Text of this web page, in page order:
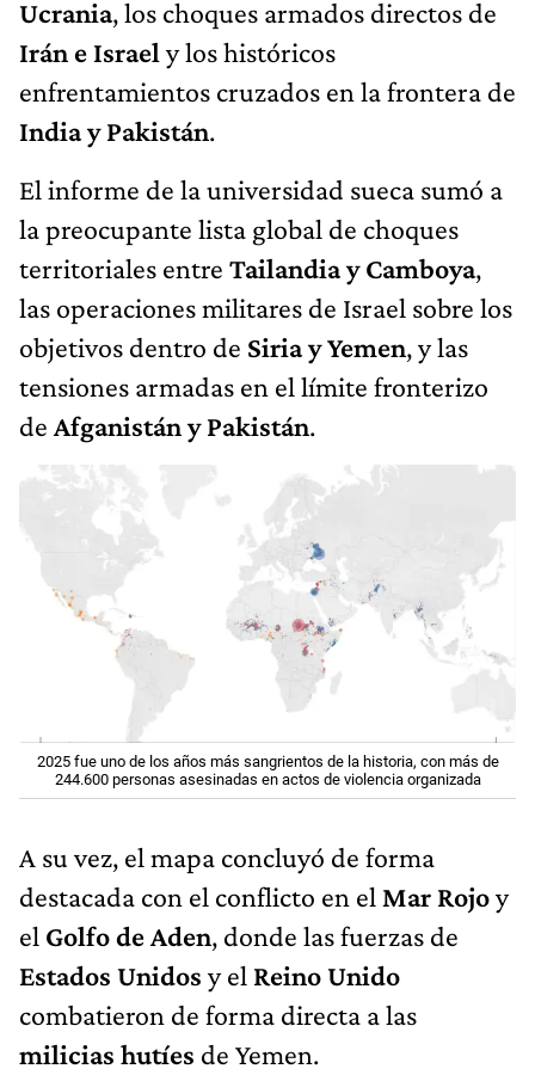
Ucrania, los choques armados directos de
Irán e Israel y los históricos
enfrentamientos cruzados en la frontera de
India y Pakistán.
El informe de la universidad sueca sumó a
la preocupante lista global de choques
territoriales entre Tailandia y Camboya,
las operaciones militares de Israel sobre los
objetivos dentro de Siria y Yemen, y las
tensiones armadas en el límite fronterizo
de Afganistán y Pakistán.
2025 fue uno de los años más sangrientos de la historia, con más de
244.600 personas asesinadas en actos de violencia organizada
A su vez, el mapa concluyó de forma
destacada con el conflicto en el Mar Rojoy
el Golfo de Aden, donde las fuerzas de
Estados Unidos y el Reino Unido
combatieron de forma directa a las
milicias hutíes de Yemen.